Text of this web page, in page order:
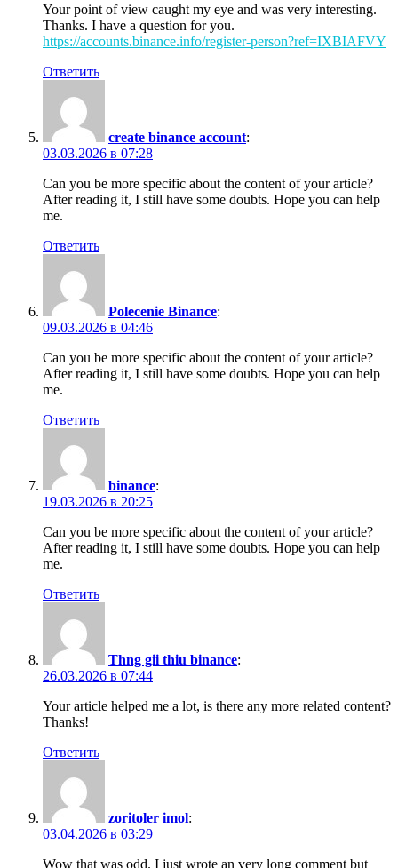
Your point of view caught my eye and was very interesting.
Thanks. I have a question for you.
https://accounts.binance.info/register-person?ref=IXBIAFVY
Ответить
create binance account:
03.03.2026 в 07:28
Can you be more specific about the content of your article?
After reading it, I still have some doubts. Hope you can help
me.
Ответить
Polecenie Binance:
09.03.2026 в 04:46
Can you be more specific about the content of your article?
After reading it, I still have some doubts. Hope you can help
me.
Ответить
binance:
19.03.2026 в 20:25
Can you be more specific about the content of your article?
After reading it, I still have some doubts. Hope you can help
me.
Ответить
Thng gii thiu binance:
26.03.2026 в 07:44
Your article helped me a lot, is there any more related content?
Thanks!
Ответить
zoritoler imol:
03.04.2026 в 03:29
Wow that was odd. I just wrote an very long comment but